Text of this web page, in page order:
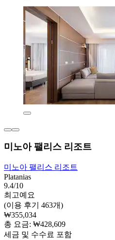
미노아 팰리스 리조트
미노아 팰리스 리조트
Platanias
9.4/10
최고예요
(이용 후기 463개)
₩355,034
총 요금: ₩428,609
세금 및 수수료 포함